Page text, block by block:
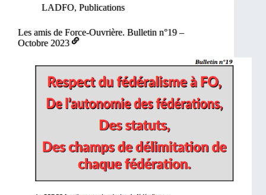
LADFO, Publications
Les amis de Force-Ouvrière. Bulletin n°19 –
Octobre 2023